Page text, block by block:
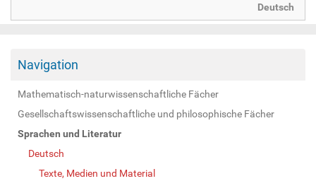
Deutsch
Navigation
Mathematisch-naturwissenschaftliche Fächer
Gesellschaftswissenschaftliche und philosophische Fächer
Sprachen und Literatur
Deutsch
Texte, Medien und Material